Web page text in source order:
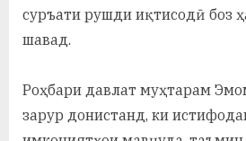
суръати рушди иқтисодӣ боз
шавад.
Роҳбари давлат муҳтарам
зарур донистанд, ки